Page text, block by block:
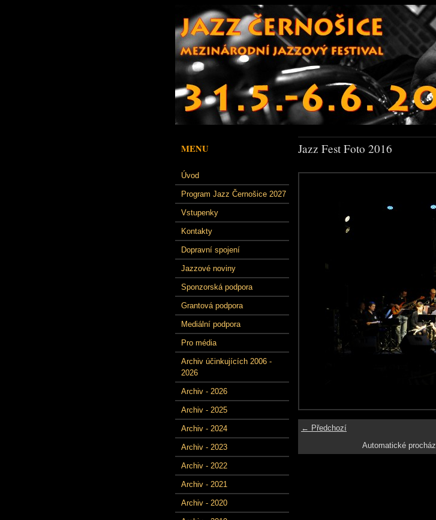
MENU
Úvod
Program Jazz Černošice 2027
Vstupenky
Kontakty
Dopravní spojení
Jazzové noviny
Sponzorská podpora
Grantová podpora
Mediální podpora
Pro média
Archiv účinkujících 2006 -
2026
Archiv - 2026
Archiv - 2025
Archiv - 2024
Archiv - 2023
Archiv - 2022
Archiv - 2021
Archiv - 2020
Jazz Fest Foto 2016
← Předchozí
Automatické